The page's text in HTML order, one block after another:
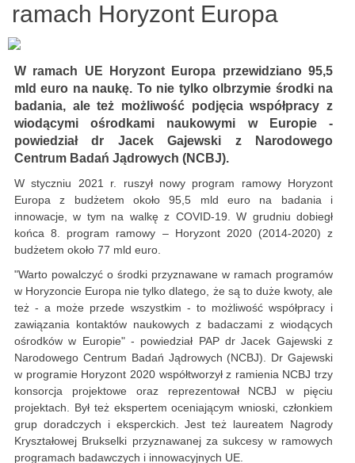
ramach Horyzont Europa
W ramach UE Horyzont Europa przewidziano 95,5
mld euro na naukę. To nie tylko olbrzymie środki na
badania, ale też możliwość podjęcia współpracy z
wiodącymi ośrodkami naukowymi w Europie -
powiedział dr Jacek Gajewski z Narodowego
Centrum Badań Jądrowych (NCBJ).
W styczniu 2021 r. ruszył nowy program ramowy Horyzont
Europa z budżetem około 95,5 mld euro na badania i
innowacje, w tym na walkę z COVID-19. W grudniu dobiegł
końca 8. program ramowy – Horyzont 2020 (2014-2020) z
budżetem około 77 mld euro.
"Warto powalczyć o środki przyznawane w ramach programów
w Horyzoncie Europa nie tylko dlatego, że są to duże kwoty, ale
też - a może przede wszystkim - to możliwość współpracy i
zawiązania kontaktów naukowych z badaczami z wiodących
ośrodków w Europie" - powiedział PAP dr Jacek Gajewski z
Narodowego Centrum Badań Jądrowych (NCBJ). Dr Gajewski
w programie Horyzont 2020 współtworzył z ramienia NCBJ trzy
konsorcja projektowe oraz reprezentował NCBJ w pięciu
projektach. Był też ekspertem oceniającym wnioski, członkiem
grup doradczych i eksperckich. Jest też laureatem Nagrody
Kryształowej Brukselki przyznawanej za sukcesy w ramowych
programach badawczych i innowacyjnych UE.